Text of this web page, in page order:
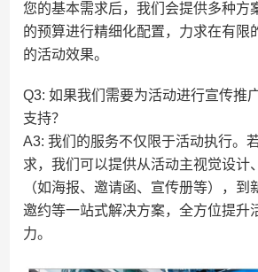
您的基本需求后，我们会提供多种方
的预算进行精细化配置，力求在有限
的活动效果。
Q3: 如果我们需要为活动进行宣传推
支持？
A3: 我们的服务不仅限于活动执行。
求，我们可以提供从活动主视觉设计
（如海报、邀请函、宣传册等），到
邀约等一站式解决方案，全方位提升
力。